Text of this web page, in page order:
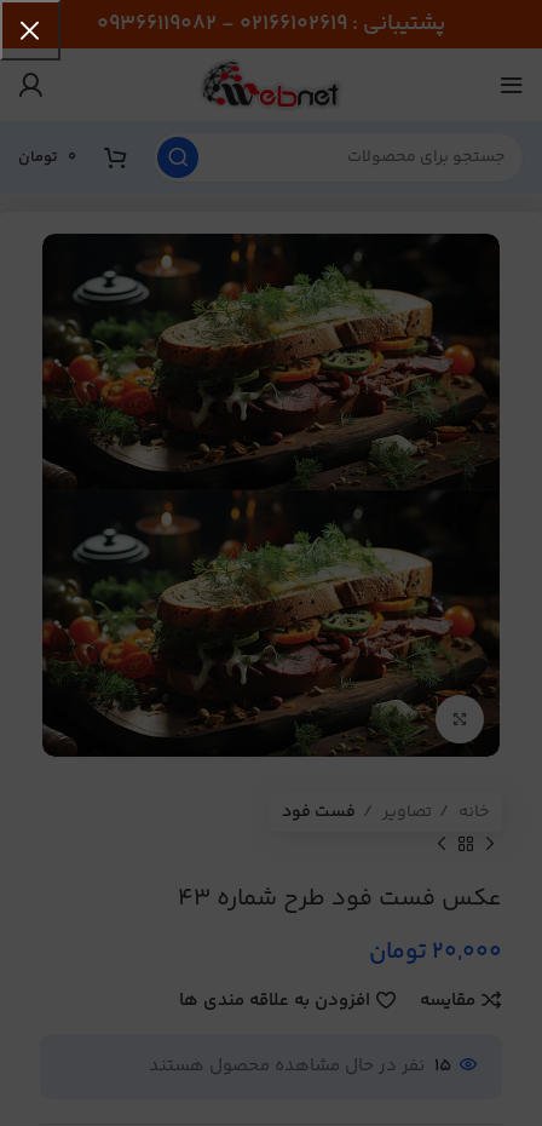
پشتیبانی : 02166102619 - 09366119082
0 تومان
برای بزرگنمایی کلیک کنید
خانه تصاویر فست فود
عکس فست فود طرح شماره 43
20,000تومان
مقایسه افزودن به علاقه مندی ها
15 نفر در حال مشاهده محصول هستند